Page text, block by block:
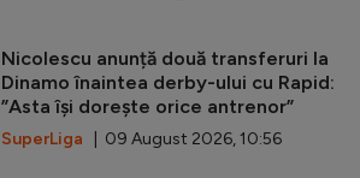
Nicolescu anunță două transferuri la
Dinamo înaintea derby-ului cu Rapid:
”Asta își dorește orice antrenor”
SuperLiga | 09 August 2026, 10:56